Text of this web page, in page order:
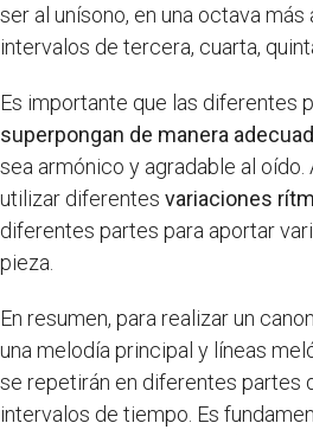
ser al unísono, en una octava más
intervalos de tercera, cuarta,
Es importante que las diferentes
superpongan de manera
sea armónico y agradable al oído.
utilizar diferentes variaciones
diferentes partes para aportar
pieza.
En resumen, para realizar un
una melodía principal y líneas
se repetirán en diferentes partes
intervalos de tiempo. Es